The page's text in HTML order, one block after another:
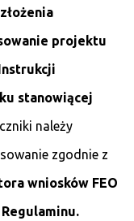
projektu
stanowiącej
należy
zgodnie z
wniosków FEO